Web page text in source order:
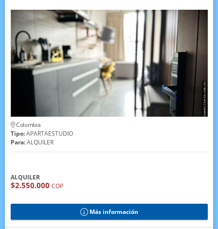
Colombia
Tipo:APARTAESTUDIO
Para:ALQUILER
ALQUILER
$2.550.000 COP
Más información